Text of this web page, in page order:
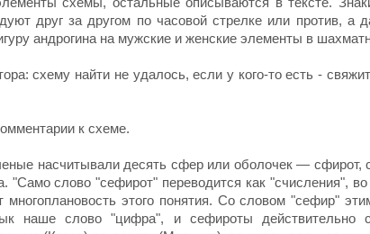
друг за другом по часовой стрелке или против, а
андрогина на мужские и женские элементы в
схему найти не удалось, если у кого-то есть -
к схеме.
насчитывали десять сфер или оболочек — сфирот,
"Само слово "сефирот" переводится как "счисления",
многоплановость этого понятия. Со словом "сефир"
наше слово "цифра", и сефироты действительно